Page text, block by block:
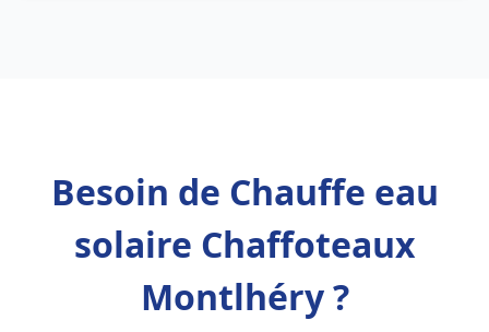
Besoin de Chauffe eau
solaire Chaffoteaux
Montlhéry ?